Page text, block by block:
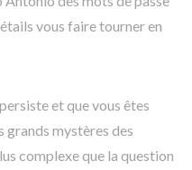
vous faire tourner en
et que vous êtes
grands mystères des
complexe que la question